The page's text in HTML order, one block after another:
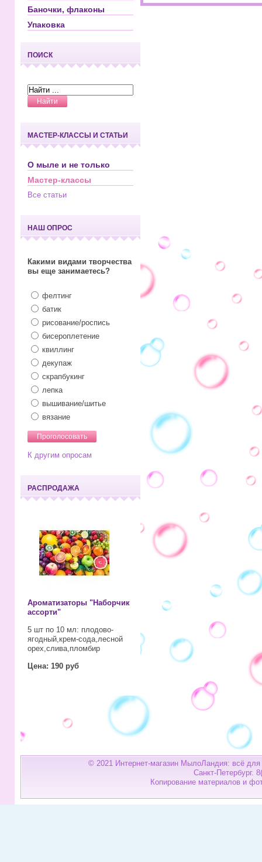
Баночки, флаконы
Упаковка
ПОИСК
МАСТЕР-КЛАССЫ И СТАТЬИ
О мыле и не только
Мастер-классы
Все статьи
НАШ ОПРОС
Какими видами творчества
вы еще занимаетесь?
фелтинг
батик
рисование/роспись
бисероплетение
квиллинг
декупаж
скрапбукинг
лепка
вышивание/шитье
вязание
К другим опросам
РАСПРОДАЖА
Ароматизаторы "Наборчик
ассорти"
5 шт по 10 мл: плодово-
ягодный,крем-сода,лесной
орех,слива,пломбир
Цена: 190 руб
© 2021 Интернет-магазин МылоЛандия: всё
Санкт-Петербург.
Копирование материалов и